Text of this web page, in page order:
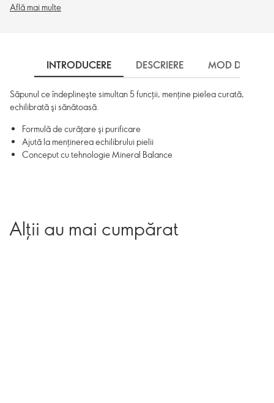
Află mai multe
INTRODUCERE DESCRIERE MOD DE
Săpunul ce îndeplineşte simultan 5 funcţii, menţine pielea curată,
echilibrată şi sănătoasă.
Formulă de curăţare şi purificare
Ajută la menţinerea echilibrului pielii
Conceput cu tehnologie Mineral Balance
Alții au mai cumpărat